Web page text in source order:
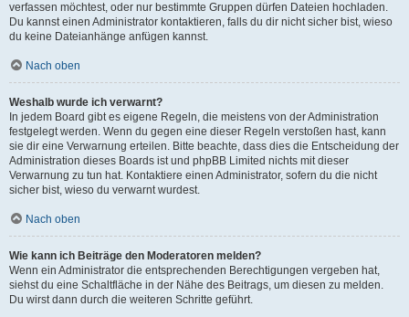
verfassen möchtest, oder nur bestimmte Gruppen dürfen Dateien hochladen.
Du kannst einen Administrator kontaktieren, falls du dir nicht sicher bist, wieso
du keine Dateianhänge anfügen kannst.
Nach oben
Weshalb wurde ich verwarnt?
In jedem Board gibt es eigene Regeln, die meistens von der Administration
festgelegt werden. Wenn du gegen eine dieser Regeln verstoßen hast, kann
sie dir eine Verwarnung erteilen. Bitte beachte, dass dies die Entscheidung der
Administration dieses Boards ist und phpBB Limited nichts mit dieser
Verwarnung zu tun hat. Kontaktiere einen Administrator, sofern du die nicht
sicher bist, wieso du verwarnt wurdest.
Nach oben
Wie kann ich Beiträge den Moderatoren melden?
Wenn ein Administrator die entsprechenden Berechtigungen vergeben hat,
siehst du eine Schaltfläche in der Nähe des Beitrags, um diesen zu melden.
Du wirst dann durch die weiteren Schritte geführt.